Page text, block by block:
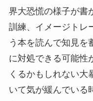
界大恐慌の様子が書
訓練、イメージトレ
う本を読んで知見を
に対処できる可能性
くるかもしれない大
いて気が緩んでいる